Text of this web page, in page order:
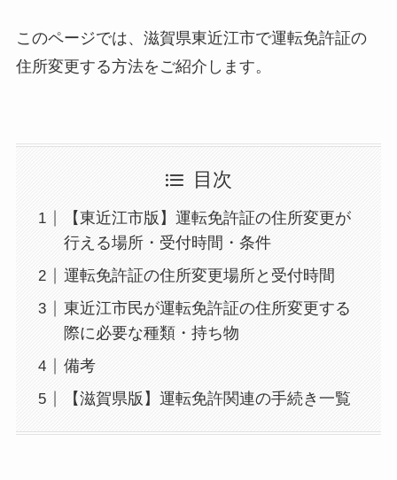
このページでは、滋賀県東近江市で運転免許証の
住所変更する方法をご紹介します。
目次
【東近江市版】運転免許証の住所変更が
行える場所・受付時間・条件
運転免許証の住所変更場所と受付時間
東近江市民が運転免許証の住所変更する
際に必要な種類・持ち物
備考
【滋賀県版】運転免許関連の手続き一覧